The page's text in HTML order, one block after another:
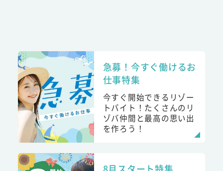
急募！今すぐ働けるお
仕事特集
今すぐ開始できるリゾー
トバイト！たくさんのリ
ゾバ仲間と最高の思い出
を作ろう！